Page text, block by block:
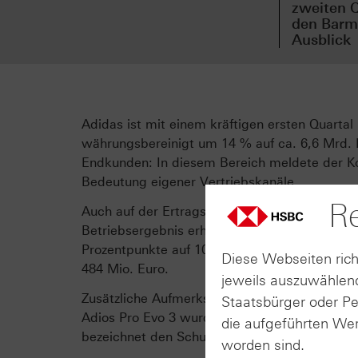
zweiten
den
Ausblick
Adidas ist mit einem kräftigen ersten
währungsbereinigt um 14 % auf ca. 6,6
Endkunden: In diesem Bereich meldete der
Bedeutung eigener Vertriebskanäle.
Auch auf der Ertragsseite zeigte sich eine
Betriebsergebnis erhöhte sich um rund 16
Prozentpunkte auf 10,7 % zulegte. Der
484 Mio. Euro.
Zusätzliche Aufmerksamkeit erhielt Adidas
Adios Pro Evo 3 wurden sowohl der
bezeichnet den Schuh als das leichteste und
Diese Webseiten
jeweils
Staatsbürger oder
die aufgeführten
worden sind.